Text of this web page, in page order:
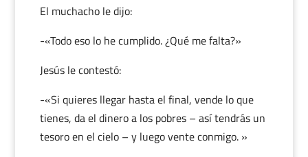
El muchacho le dijo:
-«Todo eso lo he cumplido. ¿Qué me falta?»
Jesús le contestó:
-«Si quieres llegar hasta el final, vende lo que
tienes, da el dinero a los pobres – así tendrás un
tesoro en el cielo – y luego vente conmigo. »